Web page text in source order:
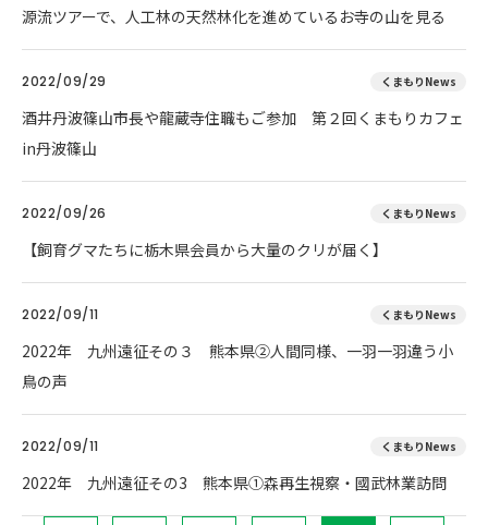
源流ツアーで、人工林の天然林化を進めているお寺の山を見る
2022/09/29 くまもりNews
酒井丹波篠山市長や龍蔵寺住職もご参加 第２回くまもりカフェ
in丹波篠山
2022/09/26 くまもりNews
【飼育グマたちに栃木県会員から大量のクリが届く】
2022/09/11 くまもりNews
2022年 九州遠征その３ 熊本県②人間同様、一羽一羽違う小
鳥の声
2022/09/11 くまもりNews
2022年 九州遠征その3 熊本県①森再生視察・國武林業訪問